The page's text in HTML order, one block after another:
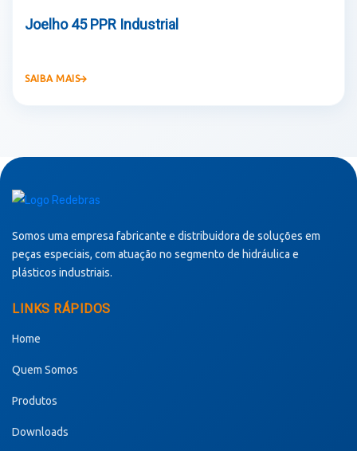
Joelho 45 PPR Industrial
SAIBA MAIS
Somos uma empresa fabricante e distribuidora de soluções em
peças especiais, com atuação no segmento de hidráulica e
plásticos industriais.
LINKS RÁPIDOS
Home
Quem Somos
Produtos
Downloads